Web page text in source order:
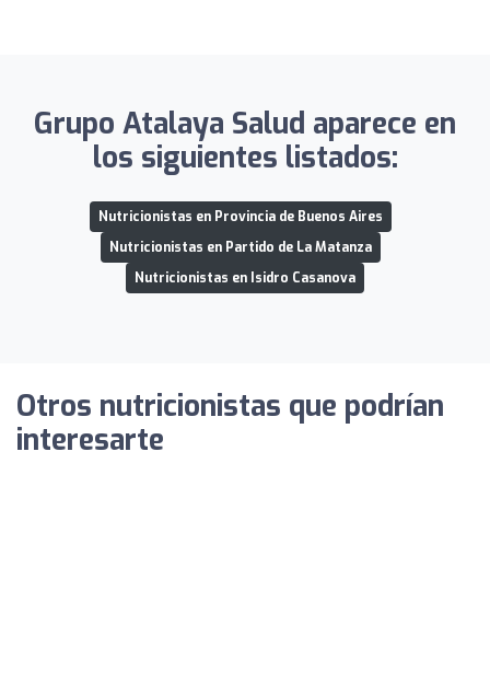
Grupo Atalaya Salud aparece en
los siguientes listados:
Nutricionistas en Provincia de Buenos Aires
Nutricionistas en Partido de La Matanza
Nutricionistas en Isidro Casanova
Otros nutricionistas que podrían
interesarte